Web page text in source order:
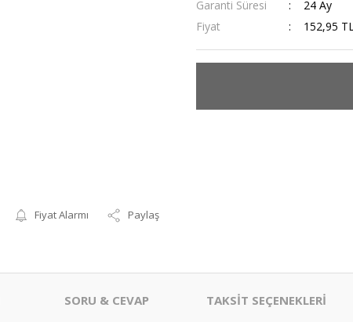
Fiyat Alarmı Paylaş
Garanti Süresi
24 Ay
Fiyat
152,95
SORU & CEVAP TAKSİT SEÇENEKLERİ